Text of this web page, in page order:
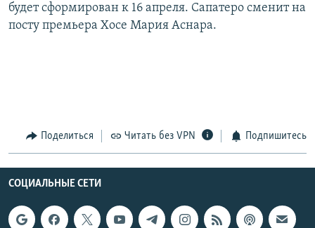
будет сформирован к 16 апреля. Сапатеро сменит на
посту премьера Хосе Мария Аснара.
Поделиться Читать без VPN Подпишитесь
СОЦИАЛЬНЫЕ СЕТИ